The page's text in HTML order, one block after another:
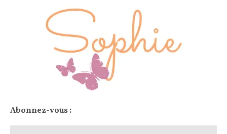
Abonnez-vous :